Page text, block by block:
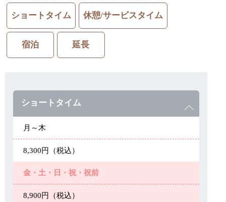
ショートタイム 休憩/サービスタイム
宿泊 延長
ショートタイム
月～木
8,300円（税込）
金・土・日・祝・祝前
8,900円（税込）